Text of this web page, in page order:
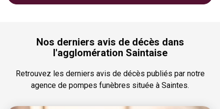
Nos derniers avis de décès dans
l'agglomération Saintaise
Retrouvez les derniers avis de décès publiés par notre
agence de pompes funèbres située à Saintes.